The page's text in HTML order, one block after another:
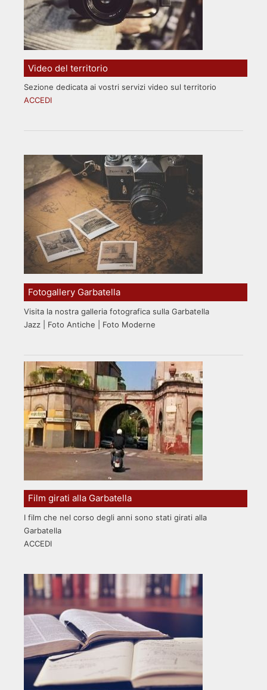
Video del territorio
Sezione dedicata ai vostri servizi video sul territorio
ACCEDI
Fotogallery Garbatella
Visita la nostra galleria fotografica sulla Garbatella
Jazz | Foto Antiche | Foto Moderne
Film girati alla Garbatella
I film che nel corso degli anni sono stati girati alla
Garbatella
ACCEDI